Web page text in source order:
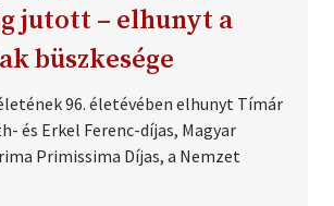
jutott – elhunyt a
büszkesége
96. életévében elhunyt Tímár
és Erkel Ferenc-díjas, Magyar
Primissima Díjas, a Nemzet